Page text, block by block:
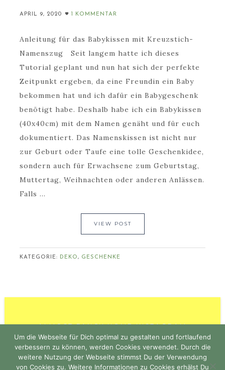
APRIL 9, 2020 1 KOMMENTAR
Anleitung für das Babykissen mit Kreuzstich-
Namenszug Seit langem hatte ich dieses
Tutorial geplant und nun hat sich der perfekte
Zeitpunkt ergeben, da eine Freundin ein Baby
bekommen hat und ich dafür ein Babygeschenk
benötigt habe. Deshalb habe ich ein Babykissen
(40x40cm) mit dem Namen genäht und für euch
dokumentiert. Das Namenskissen ist nicht nur
zur Geburt oder Taufe eine tolle Geschenkidee,
sondern auch für Erwachsene zum Geburtstag,
Muttertag, Weihnachten oder anderen Anlässen.
Falls ...
VIEW POST
KATEGORIE: DEKO, GESCHENKE
ALMOST FANCY HOME INSTAGRAM
Um die Webseite für Dich optimal zu gestalten und fortlaufend
verbessern zu können, werden Cookies verwendet. Durch die
weitere Nutzung der Webseite stimmst Du der Verwendung
von Cookies zu. Weitere Informationen zu Cookies erhälst Du